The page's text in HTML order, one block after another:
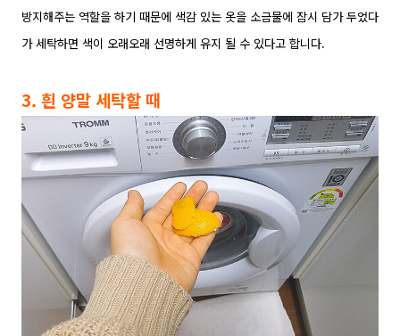
방지해주는 역할을 하기 때문에 색감 있는 옷을 소금물에 잠시 담가 두었다
가 세탁하면 색이 오래오래 선명하게 유지 될 수 있다고 합니다.
3. 흰 양말 세탁할 때